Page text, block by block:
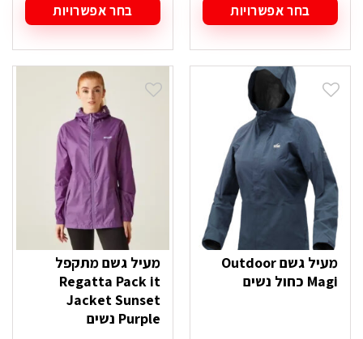
בחר אפשרויות
זה
יש
סוגים.
לבחור
האפשרויות
בעמוד
המוצר
בחר אפשרויות
זה
יש
סוגים.
האפשרויות
בעמוד
המוצר
מעיל גשם Outdoor
Magi כחול נשים
מעיל גשם מתקפל
Regatta Pack it
Jacket Sunset
Purple נשים